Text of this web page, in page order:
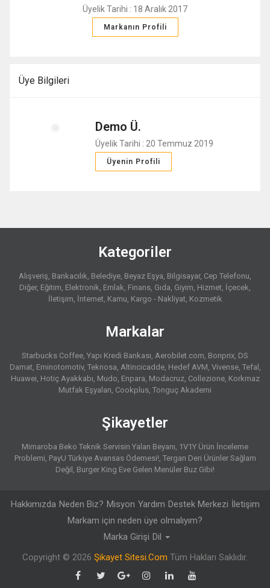
Üyelik Tarihi : 18 Aralık 2017
Markanın Profili
Üye Bilgileri
Demo Ü.
Üyelik Tarihi : 20 Temmuz 2019
Üyenin Profili
Kategoriler
Alışveriş Bankacılık Belediye Beyaz Eşya Bilgisayar Cep Telefonu
Diğer Eğitim Elektronik Emlak Finans Gıda Giyim Hizmet İçecek
İletişim İnternet Kamu Kargo - Nakliyat Kozmetik
Markalar
Starbucks Coffee Yapı Kredi Bankası Aerobilet.com Bonprix DS
Damat Eminotomotiv Teknosa Altincicadde Hedef AVM Vivense Tefal
Huawei Hotiç Ayakkabı Mudo Enpara Modacruz Collezione Korkmaz
Mutfak Eşyaları Cookplus Tonguç Akademi
Şikayetler
Mimaroba Beko Teknik Servisin Yalan Beyanı 1V1Y Ürün İnceleme
Problemi PayU Türkiye Avansas Ödemesi! Tergan Deri Ürünler Sağlam
Değil
Burger King Eve Gelen Menüler Buz Gibi!
Hakkımızda Neden Biz? Misyon Yardım Destek Merkezi İletişim
Markam için neden üye olmalıyım?
Marka Girişi Dil
Copyright © 2026 Şikayet Sitesi.Com Tüm Hakları Saklıdır.